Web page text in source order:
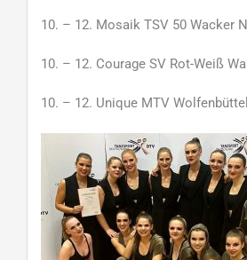
10. – 12. Mosaik TSV 50 Wacker
10. – 12. Courage SV Rot-Weiß
10. – 12. Unique MTV Wolfenbüttel